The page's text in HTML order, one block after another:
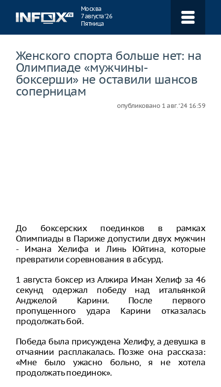
Москва
7 августа ‘26
Пятница
Женского спорта больше нет: на
Олимпиаде «мужчины-
боксерши» не оставили шансов
соперницам
опубликовано 1 авг. ‘24 16:59
До боксерских поединков в рамках
Олимпиады в Париже допустили двух мужчин
- Имана Хелифа и Линь Юйтина, которые
превратили соревнования в абсурд.
1 августа боксер из Алжира Иман Хелиф за 46
секунд одержал победу над итальянкой
Анджелой Карини. После первого
пропущенного удара Карини отказалась
продолжать бой.
Победа была присуждена Хелифу, а девушка в
отчаянии расплакалась. Позже она рассказа:
«Мне было ужасно больно, я не хотела
продолжать поединок».